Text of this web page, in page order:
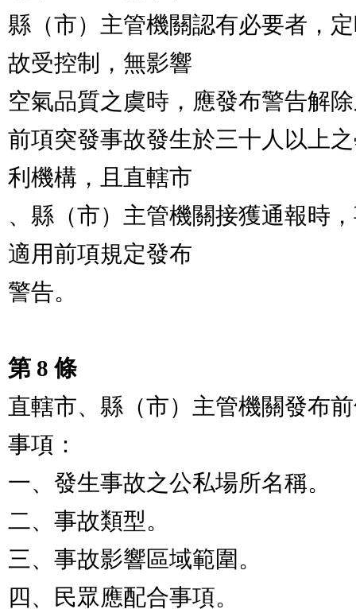
縣（市）主管機關認有必要者，
故受控制，無影響
空氣品質之虞時，應發布警告解
前項突發事故發生於三十人以上
利機構，且直轄市
、縣（市）主管機關接獲通報時
適用前項規定發布
警告。
第 8 條
直轄市、縣（市）主管機關發布
事項：
一、發生事故之公私場所名稱。
二、事故類型。
三、事故影響區域範圍。
四、民眾應配合事項。